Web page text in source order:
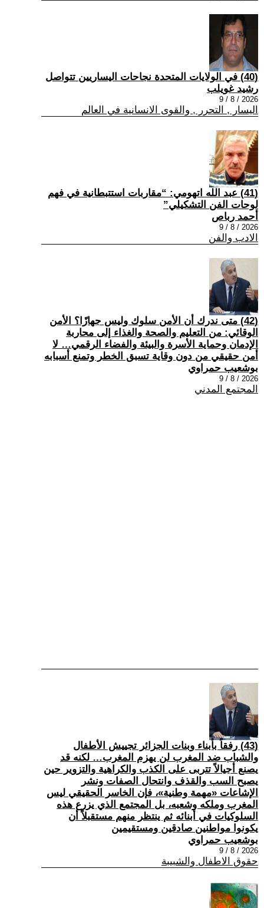
(40) في الولايات المتحدة نجاحات اليساريين تتواصل
رشيد غويلب
2026 / 8 / 9
اليسار , التحرر , والقوى الانسانية في العالم
(41) عبد الله اتهومي: “مقاربات استتبطانية في فهم
لوحات الفن التشكيلي”
أحمد رباص
2026 / 8 / 9
الادب والفن
(42) متى ندرك أن الأمن سلوك وليس جهازًا؟ الأمن
الوقائي: من التعليم والصحة والغذاء إلى محاربة
الإدمان وحماية الأسرة والبيئة والفضاء الرقمي… لا
أمن حقيقي من دون وقاية تسبق الخطر وتمنع أسبابه
بوشعيب حمراوي
2026 / 8 / 9
المجتمع المدني
(43) رفقاً بأبناء وبنات الجزائر تجييش الأطفال
والشباب ضد المغرب لن يهزم المغرب… لكنه قد
يصنع أجيالاً تتربى على الكذب والكراهية والتزوير حين
يصبح السب والقذف وانتحال الصفات ونشر
الإشاعات «مهمة وطنية»، فإن الخاسر الحقيقي ليس
المغرب وملكه وشعبه، بل المجتمع الذي يزرع هذه
السلوكيات في أبنائه ثم ينتظر منهم مستقبلاً أن
يكونوا مواطنين صادقين ومستقيمين
بوشعيب حمراوي
2026 / 8 / 9
حقوق الاطفال والشبيبة